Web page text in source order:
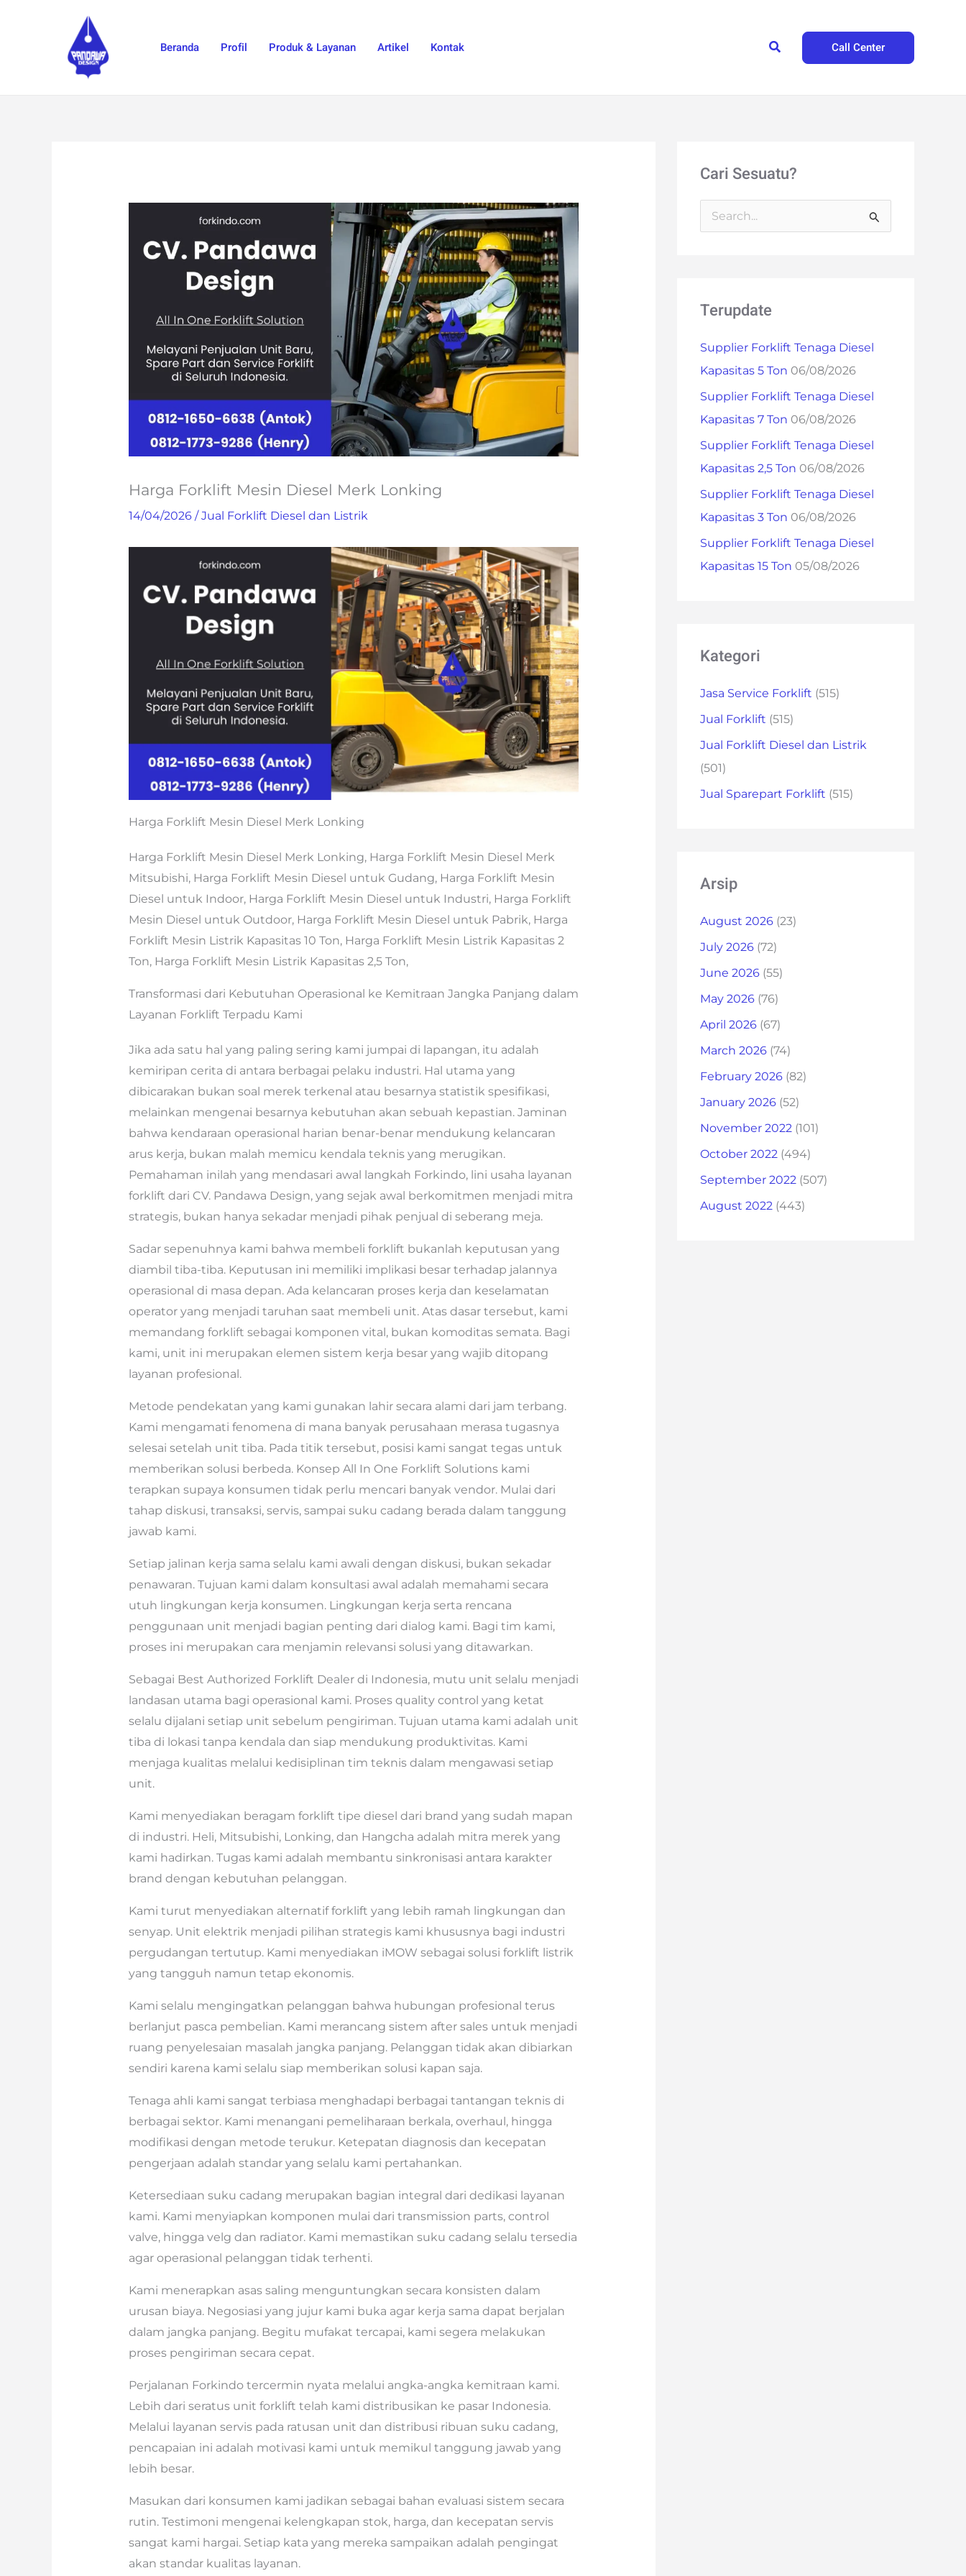
Beranda Profil Produk & Layanan Artikel Kontak Search Call Center
Harga Forklift Mesin Diesel Merk Lonking
14/04/2026 /Jual Forklift Diesel dan Listrik
Harga Forklift Mesin Diesel Merk Lonking
Harga Forklift Mesin Diesel Merk Lonking, Harga Forklift Mesin Diesel Merk
Mitsubishi, Harga Forklift Mesin Diesel untuk Gudang, Harga Forklift Mesin
Diesel untuk Indoor, Harga Forklift Mesin Diesel untuk Industri, Harga Forklift
Mesin Diesel untuk Outdoor, Harga Forklift Mesin Diesel untuk Pabrik, Harga
Forklift Mesin Listrik Kapasitas 10 Ton, Harga Forklift Mesin Listrik Kapasitas 2
Ton, Harga Forklift Mesin Listrik Kapasitas 2,5 Ton,
Transformasi dari Kebutuhan Operasional ke Kemitraan Jangka Panjang dalam
Layanan Forklift Terpadu Kami
Jika ada satu hal yang paling sering kami jumpai di lapangan, itu adalah
kemiripan cerita di antara berbagai pelaku industri. Hal utama yang
dibicarakan bukan soal merek terkenal atau besarnya statistik spesifikasi,
melainkan mengenai besarnya kebutuhan akan sebuah kepastian. Jaminan
bahwa kendaraan operasional harian benar-benar mendukung kelancaran
arus kerja, bukan malah memicu kendala teknis yang merugikan.
Pemahaman inilah yang mendasari awal langkah Forkindo, lini usaha layanan
forklift dari CV. Pandawa Design, yang sejak awal berkomitmen menjadi mitra
strategis, bukan hanya sekadar menjadi pihak penjual di seberang meja.
Sadar sepenuhnya kami bahwa membeli forklift bukanlah keputusan yang
diambil tiba-tiba. Keputusan ini memiliki implikasi besar terhadap jalannya
operasional di masa depan. Ada kelancaran proses kerja dan keselamatan
operator yang menjadi taruhan saat membeli unit. Atas dasar tersebut, kami
memandang forklift sebagai komponen vital, bukan komoditas semata. Bagi
kami, unit ini merupakan elemen sistem kerja besar yang wajib ditopang
layanan profesional.
Metode pendekatan yang kami gunakan lahir secara alami dari jam terbang.
Kami mengamati fenomena di mana banyak perusahaan merasa tugasnya
selesai setelah unit tiba. Pada titik tersebut, posisi kami sangat tegas untuk
memberikan solusi berbeda. Konsep All In One Forklift Solutions kami
terapkan supaya konsumen tidak perlu mencari banyak vendor. Mulai dari
tahap diskusi, transaksi, servis, sampai suku cadang berada dalam tanggung
jawab kami.
Setiap jalinan kerja sama selalu kami awali dengan diskusi, bukan sekadar
penawaran. Tujuan kami dalam konsultasi awal adalah memahami secara
utuh lingkungan kerja konsumen. Lingkungan kerja serta rencana
penggunaan unit menjadi bagian penting dari dialog kami. Bagi tim kami,
proses ini merupakan cara menjamin relevansi solusi yang ditawarkan.
Sebagai Best Authorized Forklift Dealer di Indonesia, mutu unit selalu menjadi
landasan utama bagi operasional kami. Proses quality control yang ketat
selalu dijalani setiap unit sebelum pengiriman. Tujuan utama kami adalah unit
tiba di lokasi tanpa kendala dan siap mendukung produktivitas. Kami
menjaga kualitas melalui kedisiplinan tim teknis dalam mengawasi setiap
unit.
Kami menyediakan beragam forklift tipe diesel dari brand yang sudah mapan
di industri. Heli, Mitsubishi, Lonking, dan Hangcha adalah mitra merek yang
kami hadirkan. Tugas kami adalah membantu sinkronisasi antara karakter
brand dengan kebutuhan pelanggan.
Kami turut menyediakan alternatif forklift yang lebih ramah lingkungan dan
senyap. Unit elektrik menjadi pilihan strategis kami khususnya bagi industri
pergudangan tertutup. Kami menyediakan iMOW sebagai solusi forklift listrik
yang tangguh namun tetap ekonomis.
Kami selalu mengingatkan pelanggan bahwa hubungan profesional terus
berlanjut pasca pembelian. Kami merancang sistem after sales untuk menjadi
ruang penyelesaian masalah jangka panjang. Pelanggan tidak akan dibiarkan
sendiri karena kami selalu siap memberikan solusi kapan saja.
Tenaga ahli kami sangat terbiasa menghadapi berbagai tantangan teknis di
berbagai sektor. Kami menangani pemeliharaan berkala, overhaul, hingga
modifikasi dengan metode terukur. Ketepatan diagnosis dan kecepatan
pengerjaan adalah standar yang selalu kami pertahankan.
Ketersediaan suku cadang merupakan bagian integral dari dedikasi layanan
kami. Kami menyiapkan komponen mulai dari transmission parts, control
valve, hingga velg dan radiator. Kami memastikan suku cadang selalu tersedia
agar operasional pelanggan tidak terhenti.
Kami menerapkan asas saling menguntungkan secara konsisten dalam
urusan biaya. Negosiasi yang jujur kami buka agar kerja sama dapat berjalan
dalam jangka panjang. Begitu mufakat tercapai, kami segera melakukan
proses pengiriman secara cepat.
Perjalanan Forkindo tercermin nyata melalui angka-angka kemitraan kami.
Lebih dari seratus unit forklift telah kami distribusikan ke pasar Indonesia.
Melalui layanan servis pada ratusan unit dan distribusi ribuan suku cadang,
pencapaian ini adalah motivasi kami untuk memikul tanggung jawab yang
lebih besar.
Masukan dari konsumen kami jadikan sebagai bahan evaluasi sistem secara
rutin. Testimoni mengenai kelengkapan stok, harga, dan kecepatan servis
sangat kami hargai. Setiap kata yang mereka sampaikan adalah pengingat
akan standar kualitas layanan.
Cari Sesuatu?
r
:
Terupdate
Supplier Forklift Tenaga Diesel
Kapasitas 5 Ton 06/08/2026
Supplier Forklift Tenaga Diesel
Kapasitas 7 Ton 06/08/2026
Supplier Forklift Tenaga Diesel
Kapasitas 2,5 Ton 06/08/2026
Supplier Forklift Tenaga Diesel
Kapasitas 3 Ton 06/08/2026
Supplier Forklift Tenaga Diesel
Kapasitas 15 Ton 05/08/2026
Kategori
Jasa Service Forklift (515)
Jual Forklift (515)
Jual Forklift Diesel dan Listrik
(501)
Jual Sparepart Forklift (515)
Arsip
August 2026 (23)
July 2026 (72)
June 2026 (55)
May 2026 (76)
April 2026 (67)
March 2026 (74)
February 2026 (82)
January 2026 (52)
November 2022 (101)
October 2022 (494)
September 2022 (507)
August 2022 (443)